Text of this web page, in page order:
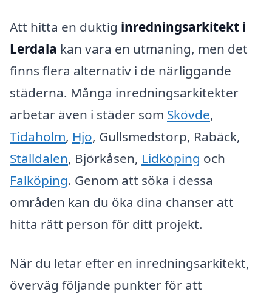
Att hitta en duktig inredningsarkitekt i
Lerdala kan vara en utmaning, men det
finns flera alternativ i de närliggande
städerna. Många inredningsarkitekter
arbetar även i städer som Skövde,
Tidaholm, Hjo, Gullsmedstorp, Rabäck,
Ställdalen, Björkåsen, Lidköping och
Falköping. Genom att söka i dessa
områden kan du öka dina chanser att
hitta rätt person för ditt projekt.
När du letar efter en inredningsarkitekt,
överväg följande punkter för att